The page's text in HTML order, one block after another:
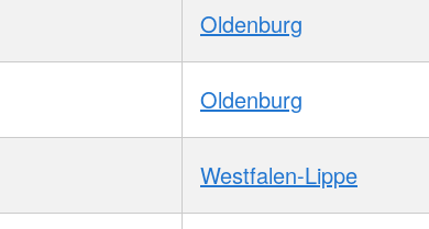
Oldenburg
Oldenburg
Westfalen-Lippe